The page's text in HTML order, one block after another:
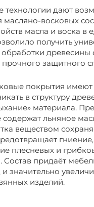
технологии дают
масляно-восковых
масла и воска в
получить
обработки древесины
защитного
покрытия имеют
в структуру
материала.
содержат льняное
веществом
гниение,
плесневых и
Состав придаёт
значительно
изделий.